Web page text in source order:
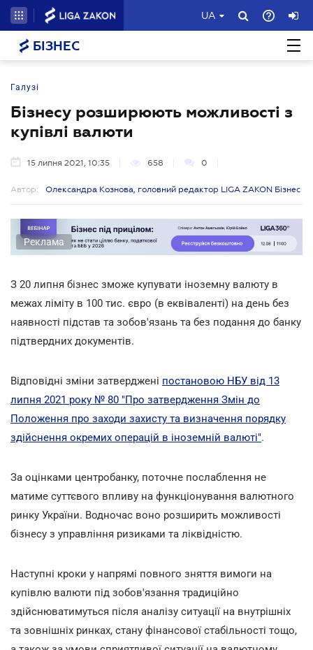
UA
БІЗНЕС
Галузі
Бізнесу розширюють можливості з
купівлі валюти
15 липня 2021, 10:35 658 0
Автор: Олександра Кознова, головний редактор LIGA ZAKON Бізнес
Реклама
З 20 липня бізнес зможе купувати іноземну валюту в
межах ліміту в 100 тис. євро (в еквіваленті) на день без
наявності підстав та зобов'язань та без подання до банку
підтвердних документів.
Відповідні зміни затверджені постановою НБУ від 13
липня 2021 року № 80 "Про затвердження Змін до
Положення про заходи захисту та визначення порядку
здійснення окремих операцій в іноземній валюті".
За оцінками центробанку, поточне послаблення не
матиме суттєвого впливу на функціонування валютного
ринку України. Водночас воно розширить можливості
бізнесу з управління ризиками та ліквідністю.
Наступні кроки у напрямі повного зняття вимоги на
купівлю валюти під зобов'язання традиційно
здійснюватимуться після аналізу ситуації на внутрішніх
та зовнішніх ринках, стану фінансової стабільності тощо,